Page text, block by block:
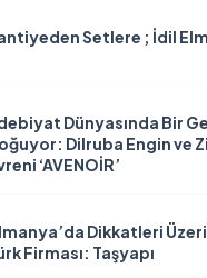
Setlere ; İdil
Dünyasında Bir
Dilruba Engin ve
‘AVENOİR’
Dikkatleri
Firması: Taşyapı